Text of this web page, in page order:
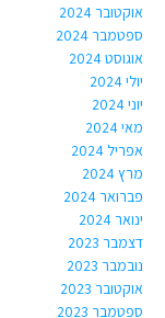
אוקטובר 2024
ספטמבר 2024
אוגוסט 2024
יולי 2024
יוני 2024
מאי 2024
אפריל 2024
מרץ 2024
פברואר 2024
ינואר 2024
דצמבר 2023
נובמבר 2023
אוקטובר 2023
ספטמבר 2023